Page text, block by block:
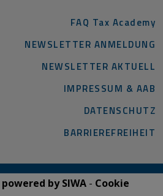
FAQ Tax Academy
NEWSLETTER ANMELDUNG
NEWSLETTER AKTUELL
IMPRESSUM & AAB
DATENSCHUTZ
BARRIEREFREIHEIT
by SIWA- Cookie